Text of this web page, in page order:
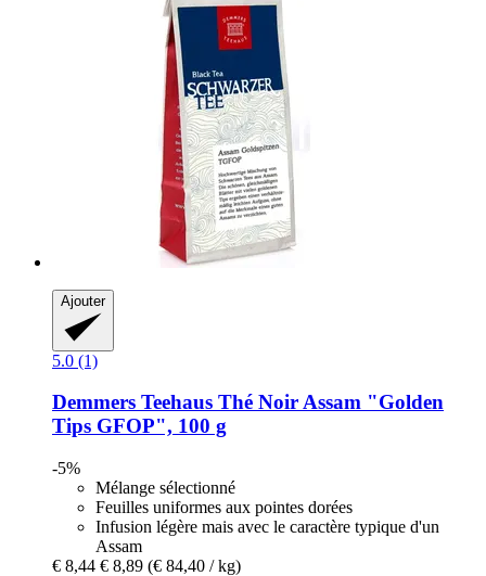
Ajouter
5.0 (1)
Demmers Teehaus Thé Noir Assam "Golden
Tips GFOP", 100 g
-5%
Mélange sélectionné
Feuilles uniformes aux pointes dorées
Infusion légère mais avec le caractère typique d'un
Assam
€ 8,44 € 8,89 (€ 84,40 / kg)